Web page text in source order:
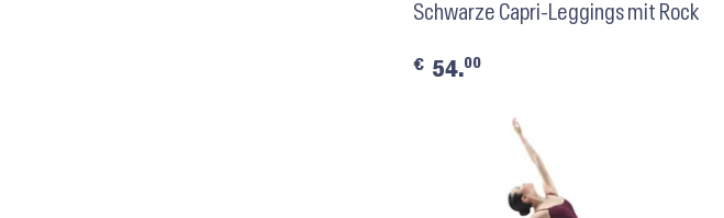
Schwarze Capri-Leggings mit Rock
€ 54.00